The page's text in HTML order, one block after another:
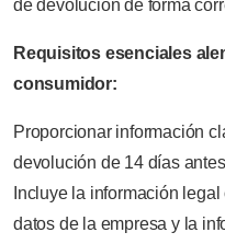
de devolución de forma
Requisitos esenciales
consumidor:
Proporcionar información
devolución de 14 días
Incluye la información
datos de la empresa y la